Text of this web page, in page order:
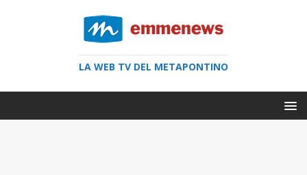
LA WEB TV DEL METAPONTINO